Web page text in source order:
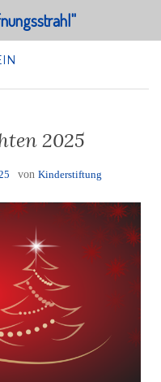
2025
von Kinderstiftung